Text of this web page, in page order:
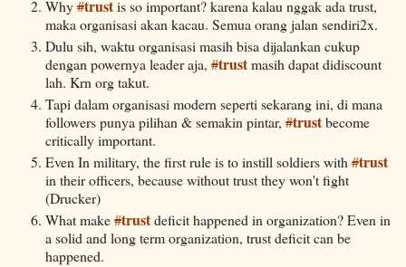
Why#trustis so important? karena kalau nggak ada trust,
maka organisasi akan kacau. Semua orang jalan sendiri2x.
Dulu sih, waktu organisasi masih bisa dijalankan cukup
dengan powernya leader aja, #trustmasih dapat didiscount
lah. Krn org takut.
Tapi dalam organisasi modern seperti sekarang ini, di mana
followers punya pilihan & semakin pintar, #trustbecome
critically important.
Even In military, the first rule is to instill soldiers with#trust
in their officers, because without trust they won't fight
(Drucker)
What make#trustdeficit happened in organization? Even in
a solid and long term organization, trust deficit can be
happened.